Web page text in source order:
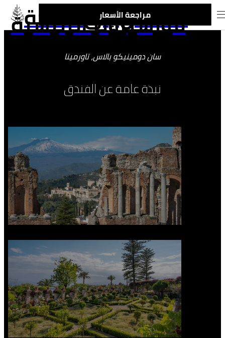
الانتقال إلى صفحة
فورسيزونز الرئيسية
مراجعة الأسعار
سان دومينيكو بالاس، تاورمينا
نبذة عامة عن الفندق